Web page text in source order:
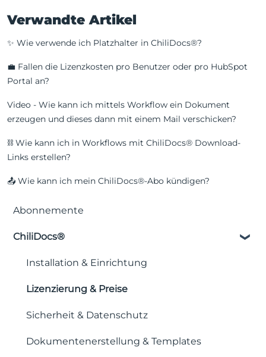
Verwandte Artikel
✨ Wie verwende ich Platzhalter in ChiliDocs®?
💼 Fallen die Lizenzkosten pro Benutzer oder pro HubSpot
Portal an?
Video - Wie kann ich mittels Workflow ein Dokument
erzeugen und dieses dann mit einem Mail verschicken?
⛓️ Wie kann ich in Workflows mit ChiliDocs® Download-
Links erstellen?
📤 Wie kann ich mein ChiliDocs®-Abo kündigen?
Abonnemente
ChiliDocs®
Installation & Einrichtung
Lizenzierung & Preise
Sicherheit & Datenschutz
Dokumentenerstellung & Templates